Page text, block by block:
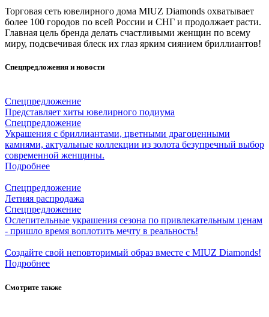
Торговая сеть ювелирного дома MIUZ Diamonds охватывает
более 100 городов по всей России и СНГ и продолжает расти.
Главная цель бренда делать счастливыми женщин по всему
миру, подсвечивая блеск их глаз ярким сиянием бриллиантов!
Спецпредложения и новости
Спецпредложение
Представляет хиты ювелирного подиума
Спецпредложение
Украшения с бриллиантами, цветными драгоценными
камнями, актуальные коллекции из золота безупречный выбор
современной женщины.
Подробнее
Спецпредложение
Летняя распродажа
Спецпредложение
Ослепительные украшения сезона по привлекательным ценам
- пришло время воплотить мечту в реальность!
Создайте свой неповторимый образ вместе с MIUZ Diamonds!
Подробнее
Смотрите также